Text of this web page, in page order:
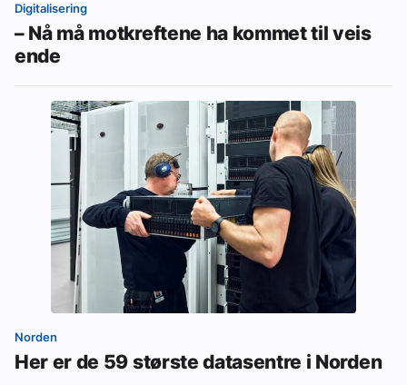
Digitalisering
– Nå må motkreftene ha kommet til veis
ende
Norden
Her er de 59 største datasentre i Norden